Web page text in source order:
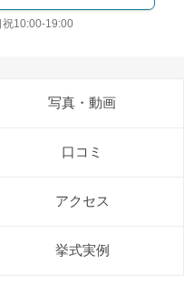
10:00-19:00
写真・動画
口コミ
アクセス
挙式実例